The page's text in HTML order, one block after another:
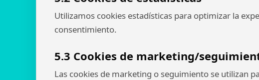
Utilizamos cookies estadísticas para optimizar la
consentimiento.
5.3 Cookies de marketing/
Las cookies de marketing o seguimiento se utilizan